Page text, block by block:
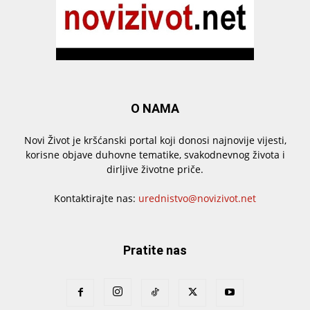
O NAMA
Novi Život je kršćanski portal koji donosi najnovije vijesti,
korisne objave duhovne tematike, svakodnevnog života i
dirljive životne priče.
Kontaktirajte nas: urednistvo@novizivot.net
Pratite nas